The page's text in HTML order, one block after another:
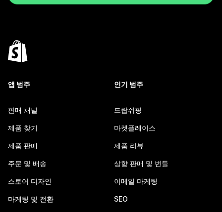
앱 범주
판매 채널
제품 찾기
제품 판매
주문 및 배송
스토어 디자인
마케팅 및 전환
인기 범주
드랍쉬핑
마켓플레이스
제품 리뷰
상향 판매 및 번들
이메일 마케팅
SEO